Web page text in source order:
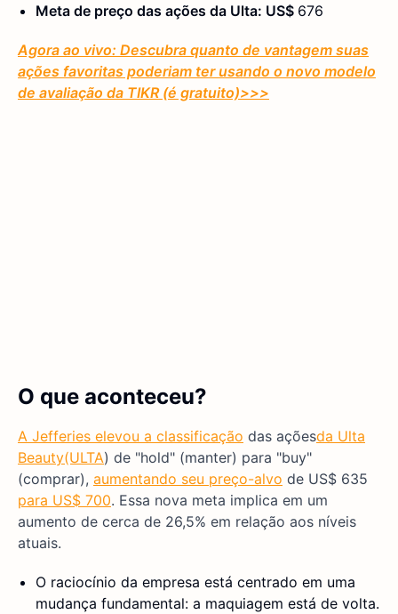
Meta de preço das ações da Ulta: US$ 676
Agora ao vivo: Descubra quanto de vantagem suas
ações favoritas poderiam ter usando o novo modelo
de avaliação da TIKR (é gratuito)>>>
O que aconteceu?
A Jefferies elevou a classificação das açõesda Ulta
Beauty(ULTA) de "hold" (manter) para "buy"
(comprar), aumentando seu preço-alvo de US$ 635
para US$ 700. Essa nova meta implica em um
aumento de cerca de 26,5% em relação aos níveis
atuais.
O raciocínio da empresa está centrado em uma
mudança fundamental: a maquiagem está de volta.